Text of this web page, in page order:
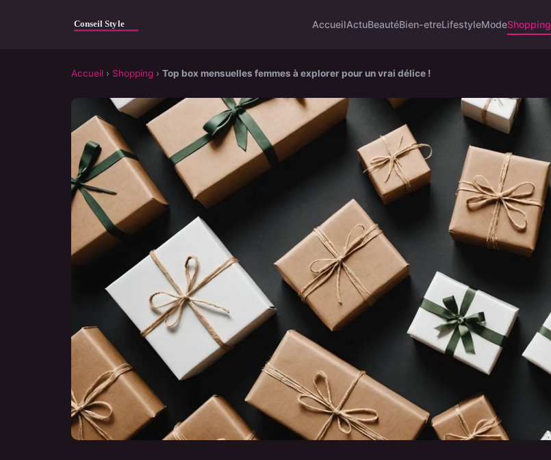
AccueilActuBeautéBien-etreLifestyleModeShopping
Accueil › Shopping › Top box mensuelles femmes à explorer pour un vrai délice !